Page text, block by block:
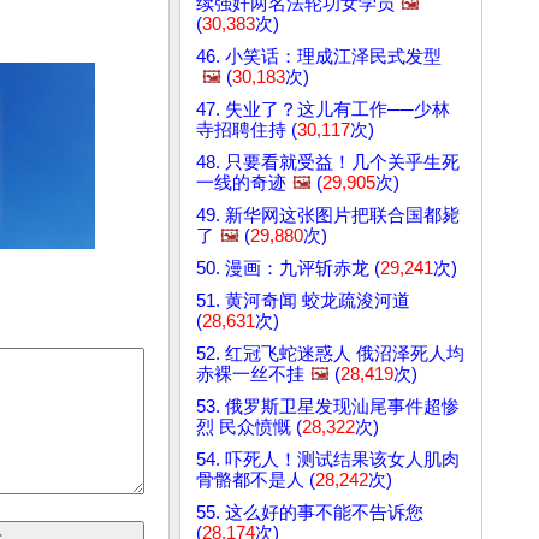
(30,383次)
46. 小笑话：理成江泽民式发型
🖼️ (30,183次)
47. 失业了？这儿有工作──少林
寺招聘住持 (30,117次)
48. 只要看就受益！几个关乎生死
一线的奇迹 🖼️ (29,905次)
49. 新华网这张图片把联合国都毙
了 🖼️ (29,880次)
50. 漫画：九评斩赤龙 (29,241次)
51. 黄河奇闻 蛟龙疏浚河道
(28,631次)
52. 红冠飞蛇迷惑人 俄沼泽死人均
赤裸一丝不挂 🖼️ (28,419次)
53. 俄罗斯卫星发现汕尾事件超惨
烈 民众愤慨 (28,322次)
54. 吓死人！测试结果该女人肌肉
骨骼都不是人 (28,242次)
55. 这么好的事不能不告诉您
(28,174次)